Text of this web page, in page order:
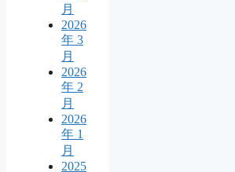
月
2026
年 3
月
2026
年 2
月
2026
年 1
月
2025